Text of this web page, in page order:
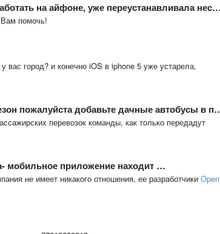
на айфоне, уже переустанавливала несколько …
помочь!
вас город? и конечно iOS в iphone 5 уже устарела,
добавьте дачные автобусы в приложение
перевозок команды, как только передадут
мобильное приложение находит …
не имеет никакого отношения, ее разработчики Open